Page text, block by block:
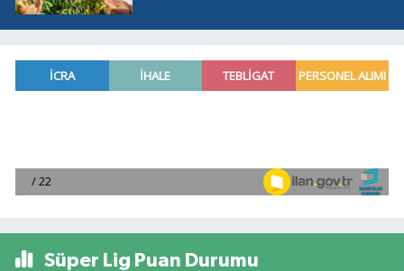
Süper Lig Puan Durumu